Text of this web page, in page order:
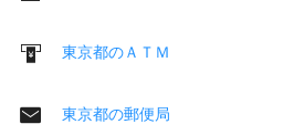
東京都のＡＴＭ
東京都の郵便局